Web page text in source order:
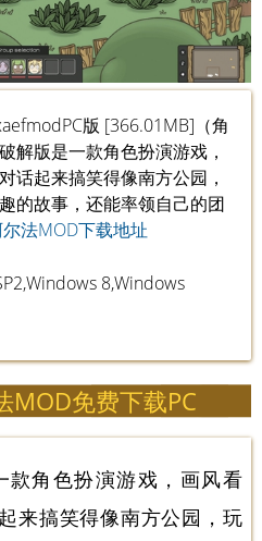
版 [366.01MB]（角
解版是一款角色扮演游戏，
话起来搞笑得像南方公园，
的故事，还能率领自己的团
法MOD下载地址
8,Windows
MOD免费下载PC
款角色扮演游戏，画风看
来搞笑得像南方公园，玩